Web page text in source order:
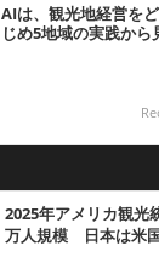
AIは、観光地経営を
じめ5地域の実践か
2025年アメリカ観光
万人規模 日本は米